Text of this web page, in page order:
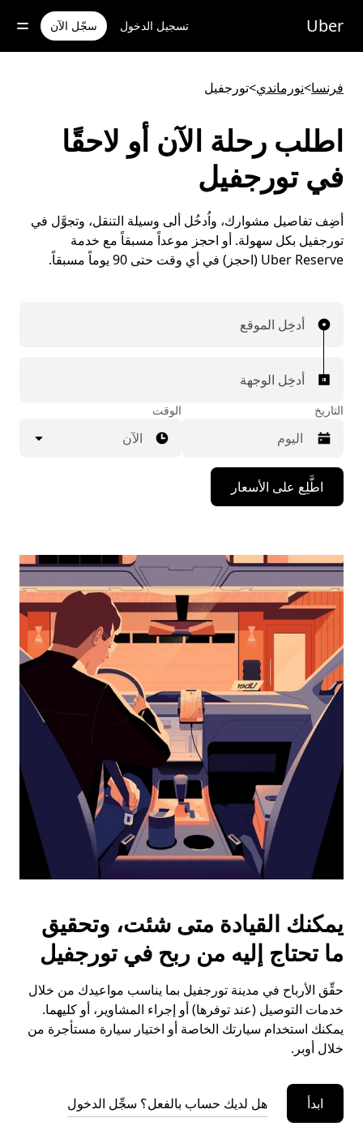
للوصول
المحتوى
Uber تسجيل الدخول سجّل الآن
فرنسا>نورماندي>تورجفيل
اطلب رحلة الآن أو لاحقًا
في تورجفيل
أضِف تفاصيل مشوارك، واُدخُل ألى وسيلة التنقل، وتجوَّل في
تورجفيل بكل سهولة. أو احجز موعداً مسبقاً مع خدمة
Uber Reserve (احجز) في أي وقت حتى 90 يوماً مسبقاً.
أدخِل الموقع
أدخِل الوجهة
التاريخ
اضغط
على
مفتاح
للأسفل
لاستخدام
التقويم
التاريخ.
اضغط
على
زر
الخروج
لإغلاق
التقويم.
الوقت
الآن
اطَّلِع على الأسعار
يمكنك القيادة متى شئت، وتحقيق
ما تحتاج إليه من ربح في تورجفيل
حقِّق الأرباح في مدينة تورجفيل بما يناسب مواعيدك من خلال
خدمات التوصيل (عند توفرها) أو إجراء المشاوير، أو كليهما.
يمكنك استخدام سيارتك الخاصة أو اختيار سيارة مستأجرة من
خلال أوبر.
ابدأ هل لديك حساب بالفعل؟ سجِّل الدخول